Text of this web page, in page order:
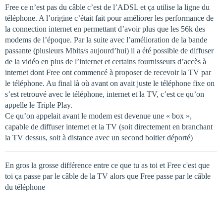
Free ce n’est pas du câble c’est de l’ADSL et ça utilise la ligne du
téléphone. A l’origine c’était fait pour améliorer les performance de
la connection internet en permettant d’avoir plus que les 56k des
modems de l’époque. Par la suite avec l’amélioration de la bande
passante (plusieurs Mbits/s aujourd’hui) il a été possible de diffuser
de la vidéo en plus de l’internet et certains fournisseurs d’accès à
internet dont Free ont commencé à proposer de recevoir la TV par
le téléphone. Au final là où avant on avait juste le téléphone fixe on
s’est retrouvé avec le téléphone, internet et la TV, c’est ce qu’on
appelle le Triple Play.
Ce qu’on appelait avant le modem est devenue une « box »,
capable de diffuser internet et la TV (soit directement en branchant
la TV dessus, soit à distance avec un second boitier déporté)
En gros la grosse différence entre ce que tu as toi et Free c'est que
toi ça passe par le câble de la TV alors que Free passe par le câble
du téléphone